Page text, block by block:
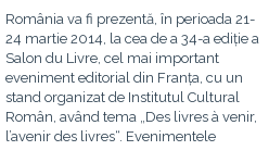
România va fi prezentă, în perioada 21-
24 martie 2014, la cea de a 34-a ediție a
Salon du Livre, cel mai important
eveniment editorial din Franța, cu un
stand organizat de Institutul Cultural
Român, având tema „Des livres à venir,
l’avenir des livres“. Evenimentele